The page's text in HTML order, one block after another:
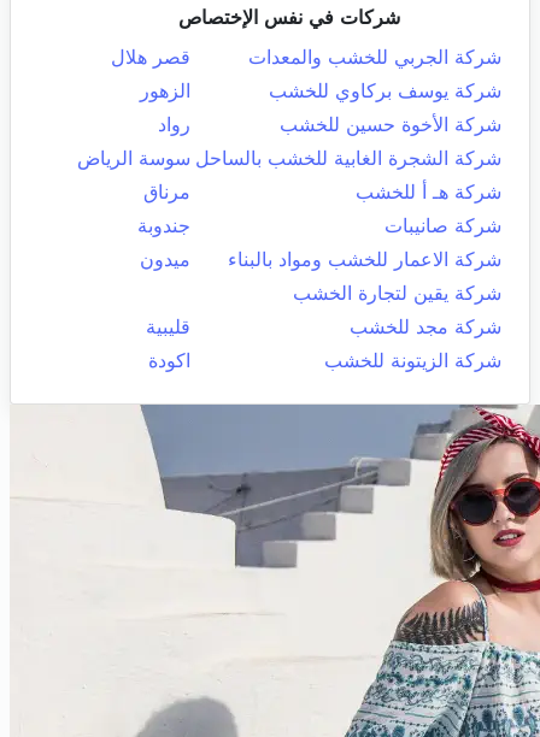
شركات في نفس الإختصاص
شركة الجربي للخشب والمعدات
قصر هلال
شركة يوسف بركاوي للخشب
الزهور
شركة الأخوة حسين للخشب
رواد
شركة الشجرة الغابية للخشب بالساحل سوسة الرياض
شركة هـ أ للخشب
مرناق
شركة صانيبات
جندوبة
شركة الاعمار للخشب ومواد بالبناء
ميدون
شركة يقين لتجارة الخشب
شركة مجد للخشب
قليبية
شركة الزيتونة للخشب
اكودة